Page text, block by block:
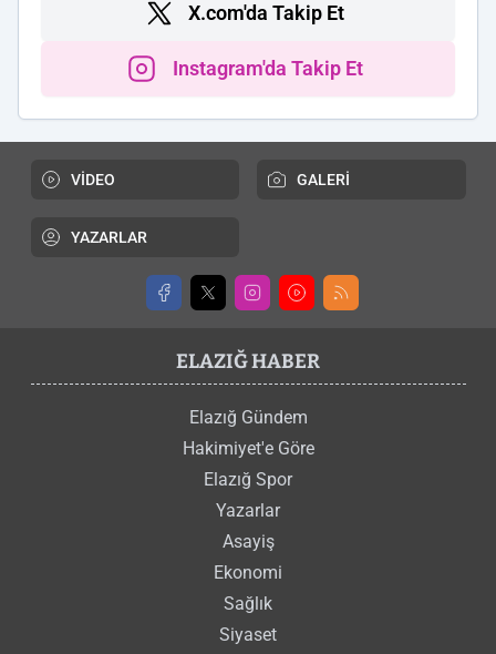
X.com'da Takip Et
Instagram'da Takip Et
VİDEO GALERİ
YAZARLAR
ELAZIĞ HABER
Elazığ Gündem
Hakimiyet'e Göre
Elazığ Spor
Yazarlar
Asayiş
Ekonomi
Sağlık
Siyaset